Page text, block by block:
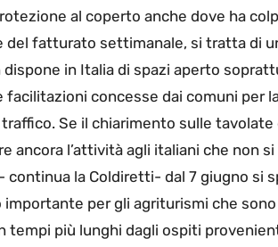
al coperto anche dove ha
del fatturato settimanale, si tratta di
dispone in Italia di spazi aperto
facilitazioni concesse dai comuni per
Se il chiarimento sulle
ancora l’attività agli italiani che non
continua la Coldiretti- dal 7 giugno si
importante per gli agriturismi che
tempi più lunghi dagli ospiti